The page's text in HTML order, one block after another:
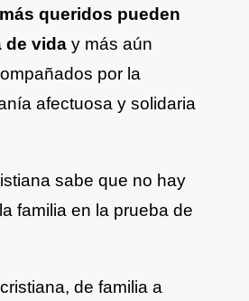
queridos pueden
de vida y más aún
por la
afectuosa y solidaria
sabe que no hay
familia en la prueba de
de familia a